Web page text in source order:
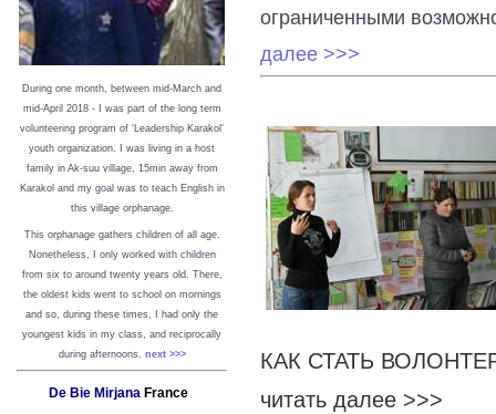
During one month, between mid-March and
mid-April 2018 - I was part of the long term
volunteering program of ‘Leadership Karakol’
youth organization. I was living in a host
family in Ak-suu village, 15min away from
Karakol and my goal was to teach English in
this village orphanage.
This orphanage gathers children of all age.
Nonetheless, I only worked with children
from six to around twenty years old. There,
the oldest kids went to school on mornings
and so, during these times, I had only the
youngest kids in my class, and reciprocally
during afternoons. next >>>
De Bie Mirjana France
ограниченными
далее >>>
КАК СТАТЬ
читать далее >>>